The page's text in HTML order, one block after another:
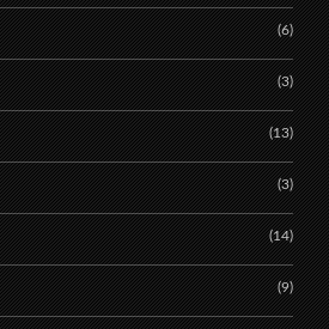
(6)
(3)
(13)
(3)
(14)
(9)